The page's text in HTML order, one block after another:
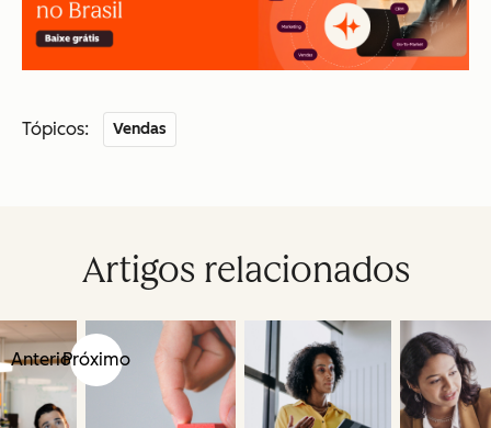
Tópicos: Vendas
Artigos relacionados
AnteriorPróximo